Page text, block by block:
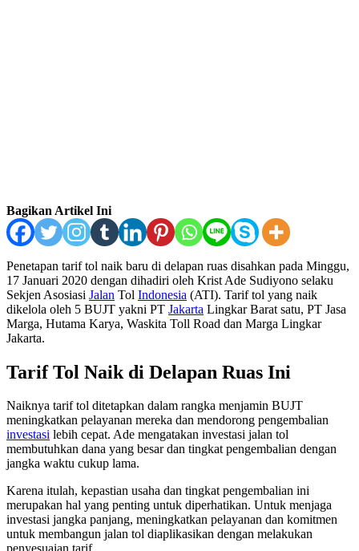
Bagikan Artikel Ini
Penetapan tarif tol naik baru di delapan ruas disahkan pada Minggu,
17 Januari 2020 dengan dihadiri oleh Krist Ade Sudiyono selaku
Sekjen Asosiasi Jalan Tol Indonesia (ATI). Tarif tol yang naik
dikelola oleh 5 BUJT yakni PT Jakarta Lingkar Barat satu, PT Jasa
Marga, Hutama Karya, Waskita Toll Road dan Marga Lingkar
Jakarta.
Tarif Tol Naik di Delapan Ruas Ini
Naiknya tarif tol ditetapkan dalam rangka menjamin BUJT
meningkatkan pelayanan mereka dan mendorong pengembalian
investasi lebih cepat. Ade mengatakan investasi jalan tol
membutuhkan dana yang besar dan tingkat pengembalian dengan
jangka waktu cukup lama.
Karena itulah, kepastian usaha dan tingkat pengembalian ini
merupakan hal yang penting untuk diperhatikan. Untuk menjaga
investasi jangka panjang, meningkatkan pelayanan dan komitmen
untuk membangun jalan tol diaplikasikan dengan melakukan